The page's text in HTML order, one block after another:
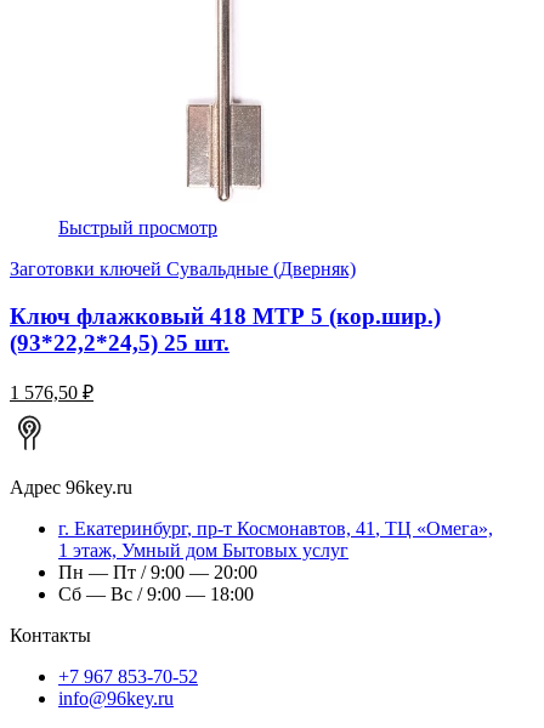
Быстрый просмотр
Заготовки ключей Сувальдные (Дверняк)
Ключ флажковый 418 МТР 5 (кор.шир.)
(93*22,2*24,5) 25 шт.
1 576,50 ₽
Адрес 96key.ru
г. Екатеринбург, пр-т Космонавтов, 41, ТЦ «Омега»,
1 этаж, Умный дом Бытовых услуг
Пн — Пт / 9:00 — 20:00
Сб — Вс / 9:00 — 18:00
Контакты
+7 967 853-70-52
info@96key.ru